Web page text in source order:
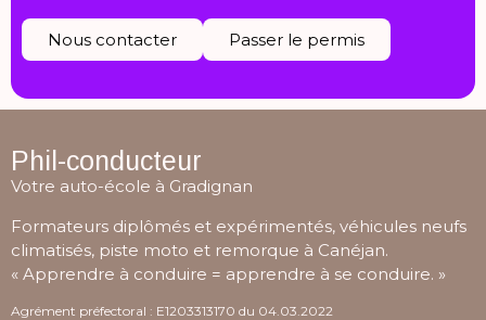
Nous contacter Passer le permis
Phil-conducteur
Votre auto-école à Gradignan
Formateurs diplômés et expérimentés, véhicules neufs
climatisés, piste moto et remorque à Canéjan.
« Apprendre à conduire = apprendre à se conduire. »
Agrément préfectoral : E1203313170 du 04.03.2022